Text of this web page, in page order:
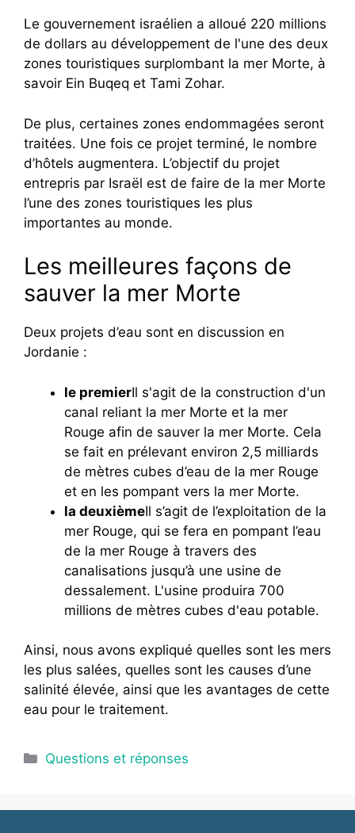
Le gouvernement israélien a alloué 220 millions
de dollars au développement de l'une des deux
zones touristiques surplombant la mer Morte, à
savoir Ein Buqeq et Tami Zohar.
De plus, certaines zones endommagées seront
traitées. Une fois ce projet terminé, le nombre
d’hôtels augmentera. L’objectif du projet
entrepris par Israël est de faire de la mer Morte
l’une des zones touristiques les plus
importantes au monde.
Les meilleures façons de
sauver la mer Morte
Deux projets d’eau sont en discussion en
Jordanie :
le premierIl s'agit de la construction d'un
canal reliant la mer Morte et la mer
Rouge afin de sauver la mer Morte. Cela
se fait en prélevant environ 2,5 milliards
de mètres cubes d’eau de la mer Rouge
et en les pompant vers la mer Morte.
la deuxièmeIl s’agit de l’exploitation de la
mer Rouge, qui se fera en pompant l’eau
de la mer Rouge à travers des
canalisations jusqu’à une usine de
dessalement. L'usine produira 700
millions de mètres cubes d'eau potable.
Ainsi, nous avons expliqué quelles sont les mers
les plus salées, quelles sont les causes d’une
salinité élevée, ainsi que les avantages de cette
eau pour le traitement.
Catégories
Questions et réponses